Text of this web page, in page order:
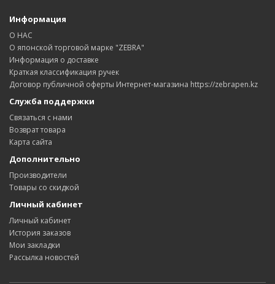
Информация
О НАС
О японской торговой марке "ZEBRA"
Информация о доставке
Краткая классификация ручек
Договор публичной оферты Интернет-магазина https://zebrapen.kz
Служба поддержки
Связаться с нами
Возврат товара
Карта сайта
Дополнительно
Производители
Товары со скидкой
Личный кабинет
Личный кабинет
История заказов
Мои закладки
Рассылка новостей